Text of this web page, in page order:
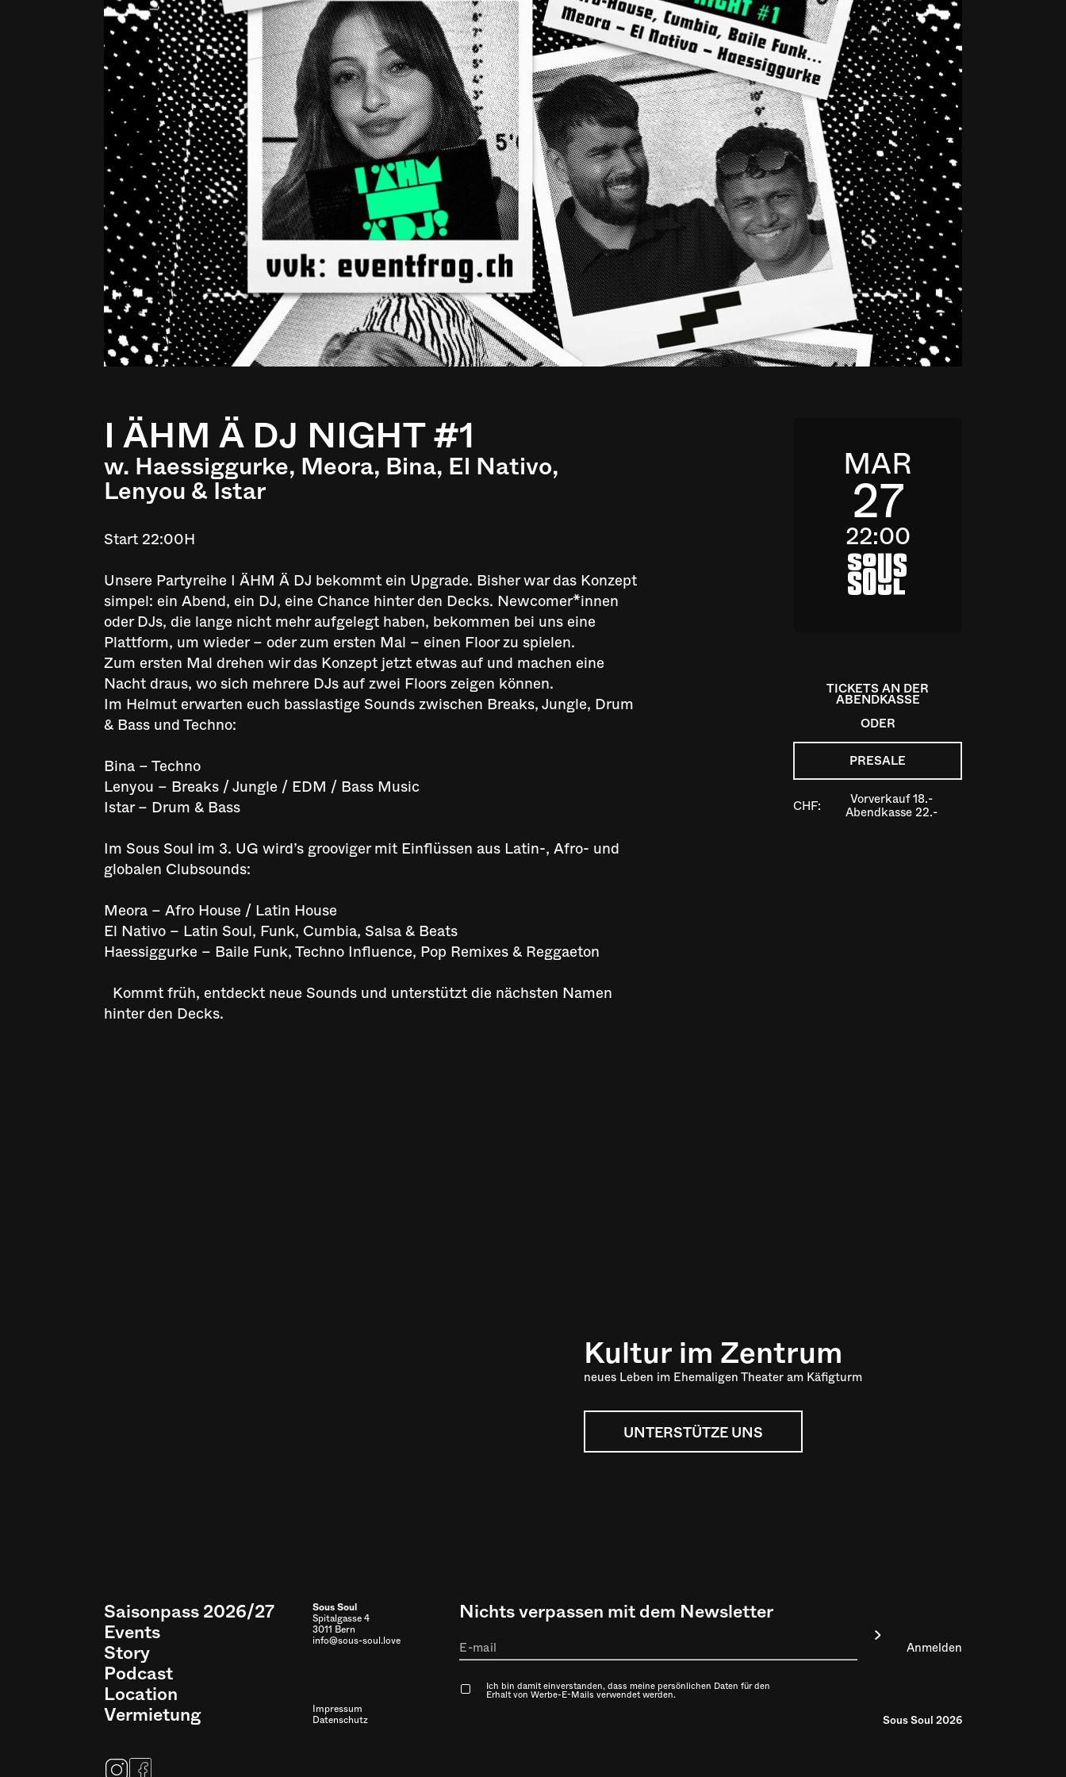
I ÄHM Ä DJ NIGHT #1
w. Haessiggurke, Meora, Bina, El Nativo,
Lenyou & Istar
Start 22:00H
Unsere Partyreihe I ÄHM Ä DJ bekommt ein Upgrade. Bisher war das Konzept
simpel: ein Abend, ein DJ, eine Chance hinter den Decks. Newcomer*innen
oder DJs, die lange nicht mehr aufgelegt haben, bekommen bei uns eine
Plattform, um wieder – oder zum ersten Mal – einen Floor zu spielen.
Zum ersten Mal drehen wir das Konzept jetzt etwas auf und machen eine
Nacht draus, wo sich mehrere DJs auf zwei Floors zeigen können.
Im Helmut erwarten euch basslastige Sounds zwischen Breaks, Jungle, Drum
& Bass und Techno:
Bina – Techno
Lenyou – Breaks / Jungle / EDM / Bass Music
Istar – Drum & Bass
Im Sous Soul im 3. UG wird’s grooviger mit Einflüssen aus Latin-, Afro- und
globalen Clubsounds:
Meora – Afro House / Latin House
El Nativo – Latin Soul, Funk, Cumbia, Salsa & Beats
Haessiggurke – Baile Funk, Techno Influence, Pop Remixes & Reggaeton
Kommt früh, entdeckt neue Sounds und unterstützt die nächsten Namen
hinter den Decks.
MAR
27
22:00
a
TICKETS AN DER
ABENDKASSE
ODER
PRESALE
CHF: Vorverkauf 18.-
Abendkasse 22.-
Kultur im Zentrum
neues Leben im Ehemaligen Theater am Käfigturm
UNTERSTÜTZE UNS
Saisonpass 2026/27
Events
Story
Podcast
Location
Vermietung
Sous Soul
Spitalgasse 4
3011 Bern
info@sous-soul.love
Impressum
Datenschutz
Nichts verpassen mit dem Newsletter
Ich bin damit einverstanden, dass meine persönlichen Daten für den
Erhalt von Werbe-E-Mails verwendet werden.
Sous Soul 2026